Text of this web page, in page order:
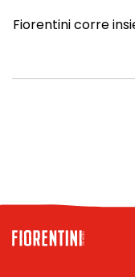
Fiorentini corre